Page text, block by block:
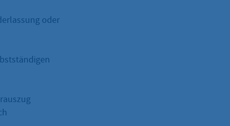
oder